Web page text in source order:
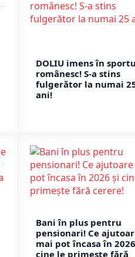
DOLIU imens în
românesc! S-a stins
fulgerător la numai
ani!
Bani în plus pentru
pensionari! Ce
mai pot încasa în
cine le primește fără